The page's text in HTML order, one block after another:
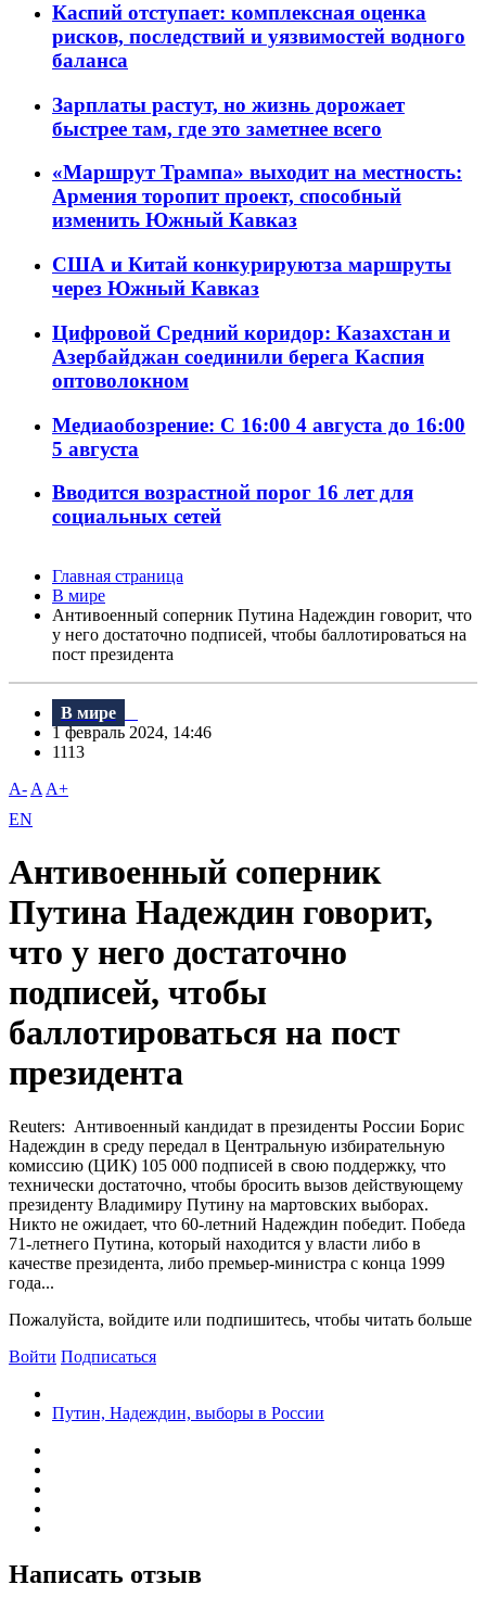
Каспий отступает: комплексная оценка
рисков, последствий и уязвимостей водного
баланса
Зарплаты растут, но жизнь дорожает
быстрее там, где это заметнее всего
«Маршрут Трампа» выходит на местность:
Армения торопит проект, способный
изменить Южный Кавказ
США и Китай конкурируютза маршруты
через Южный Кавказ
Цифровой Средний коридор: Казахстан и
Азербайджан соединили берега Каспия
оптоволокном
Медиаобозрение: С 16:00 4 августа до 16:00
5 августа
Вводится возрастной порог 16 лет для
социальных сетей
Главная страница
В мире
Антивоенный соперник Путина Надеждин говорит, что
у него достаточно подписей, чтобы баллотироваться на
пост президента
В мире
1 февраль 2024, 14:46
1113
A- A A+
EN
Антивоенный соперник
Путина Надеждин говорит,
что у него достаточно
подписей, чтобы
баллотироваться на пост
президента
Reuters: Антивоенный кандидат в президенты России Борис
Надеждин в среду передал в Центральную избирательную
комиссию (ЦИК) 105 000 подписей в свою поддержку, что
технически достаточно, чтобы бросить вызов действующему
президенту Владимиру Путину на мартовских выборах.
Никто не ожидает, что 60-летний Надеждин победит. Победа
71-летнего Путина, который находится у власти либо в
качестве президента, либо премьер-министра с конца 1999
года...
Пожалуйста, войдите или подпишитесь, чтобы читать больше
Войти Подписаться
Путин, Надеждин, выборы в России
Написать отзыв